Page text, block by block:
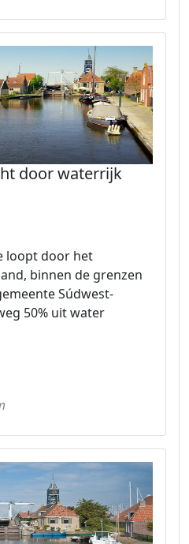
door waterrijk
loopt door het
binnen de grenzen
Súdwest-
50% uit water